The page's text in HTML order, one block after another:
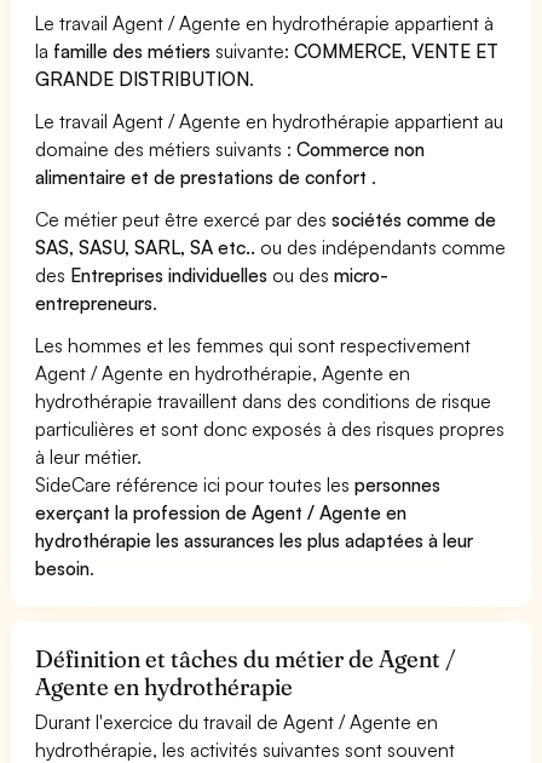
Le travail Agent / Agente en hydrothérapie appartient à
la famille des métiers suivante:COMMERCE, VENTE ET
GRANDE DISTRIBUTION.
Le travail Agent / Agente en hydrothérapie appartient au
domaine des métiers suivants :Commerce non
alimentaire et de prestations de confort .
Ce métier peut être exercé par dessociétés comme de
SAS, SASU, SARL, SA etc.. ou des indépendants comme
des Entreprises individuelles ou desmicro-
entrepreneurs.
Les hommes et les femmes qui sont respectivement
Agent / Agente en hydrothérapie, Agente en
hydrothérapie travaillent dans des conditions de risque
particulières et sont donc exposés à des risques propres
à leur métier.
SideCare référence ici pour toutes lespersonnes
exerçant la profession de Agent / Agente en
hydrothérapie les assurances les plus adaptées à leur
besoin.
Définition et tâches du métier de Agent /
Agente en hydrothérapie
Durant l'exercice du travail de Agent / Agente en
hydrothérapie, les activités suivantes sont souvent